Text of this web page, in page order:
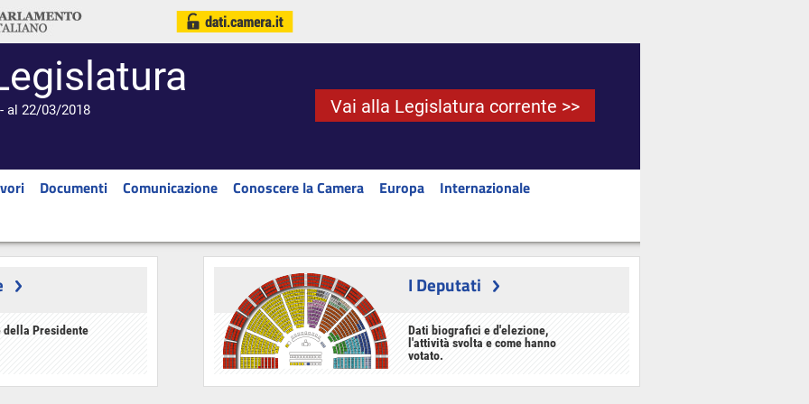
al 22/03/2018 Vai alla Legislatura corrente >>
Documenti Comunicazione Conoscere la Camera Europa Internazionale
della Presidente
I Deputati
Dati biografici e d'elezione,
l'attività svolta e come hanno
votato.